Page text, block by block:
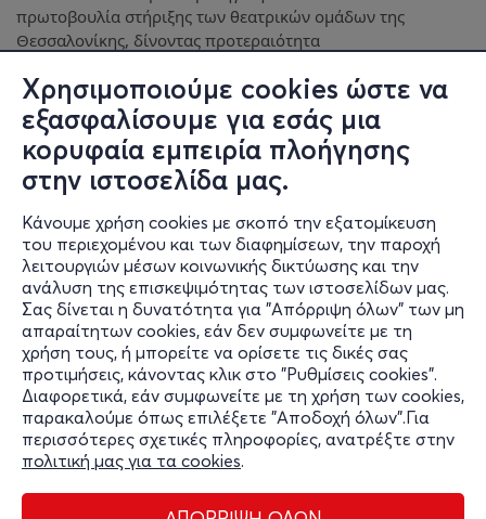
Χρησιμοποιούμε cookies ώστε να
εξασφαλίσουμε για εσάς μια
κορυφαία εμπειρία πλοήγησης
στην ιστοσελίδα μας.
Κάνουμε χρήση cookies με σκοπό την εξατομίκευση
του περιεχομένου και των διαφημίσεων, την παροχή
λειτουργιών μέσων κοινωνικής δικτύωσης και την
ανάλυση της επισκεψιμότητας των ιστοσελίδων μας.
Σας δίνεται η δυνατότητα για "Απόρριψη όλων" των μη
απαραίτητων cookies, εάν δεν συμφωνείτε με τη
χρήση τους, ή μπορείτε να ορίσετε τις δικές σας
προτιμήσεις, κάνοντας κλικ στο "Ρυθμίσεις cookies".
Διαφορετικά, εάν συμφωνείτε με τη χρήση των cookies,
παρακαλούμε όπως επιλέξετε "Αποδοχή όλων".Για
περισσότερες σχετικές πληροφορίες, ανατρέξτε στην
πολιτική μας για τα cookies.
πρωτοβουλία στήριξης των θεατρικών ομάδων της
Θεσσαλονίκης, δίνοντας προτεραιότητα
χώρου. Παραστάσεις
πειραματικές, σύγχρονες και κοινωνικά ευαίσθητες
φιλοξενούνται με ευνοϊκούς
οικονομικούς όρους, προσφέροντας τεχνική υποστήριξη,
επικοινωνιακή κάλυψη και
TAYTOTHTA ΘΕΑΤΡΟΥ
Διεύθυνση: Κωνσταντινουπόλεως 75, Φάληρο –
Θεσσαλονίκη
Τηλέφωνο: 2311 218 224
Email:artstheaterskg@gmail.com
Website:www.artstheater.gr